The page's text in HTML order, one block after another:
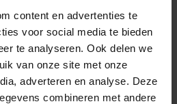
content en advertenties te
voor social media te bieden
te analyseren. Ook delen we
van onze site met onze
adverteren en analyse. Deze
combineren met andere
vaak binnen enkele
wie ze zich écht thuis